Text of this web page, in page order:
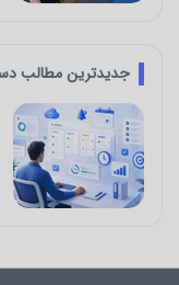
جدیدترین مطالب